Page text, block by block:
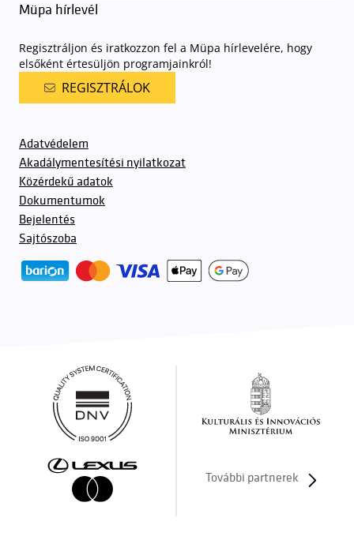
Müpa hírlevél
Regisztráljon és iratkozzon fel a Müpa hírlevelére, hogy
elsőként értesüljön programjainkról!
REGISZTRÁLOK
Adatvédelem
Akadálymentesítési nyilatkozat
Közérdekű adatok
Dokumentumok
Bejelentés
Sajtószoba
További partnerek